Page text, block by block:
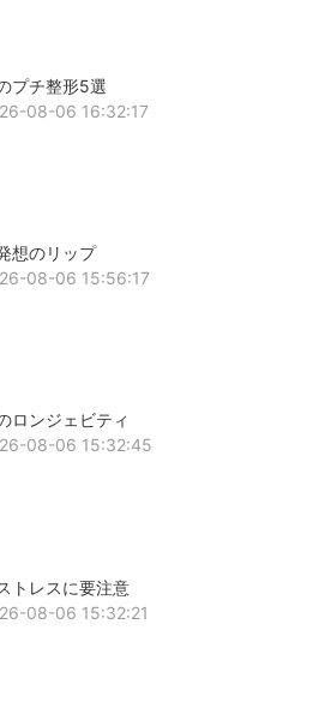
プチ整形5選
08-06 16:32:17
想のリップ
08-06 15:56:17
ロンジェビティ
08-06 15:32:45
トレスに要注意
08-06 15:32:21